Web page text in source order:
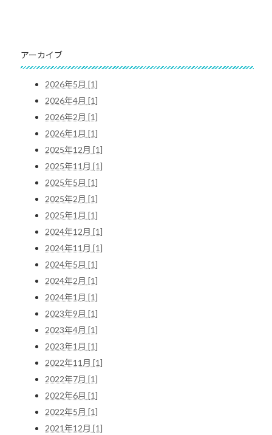
アーカイブ
2026年5月 [1]
2026年4月 [1]
2026年2月 [1]
2026年1月 [1]
2025年12月 [1]
2025年11月 [1]
2025年5月 [1]
2025年2月 [1]
2025年1月 [1]
2024年12月 [1]
2024年11月 [1]
2024年5月 [1]
2024年2月 [1]
2024年1月 [1]
2023年9月 [1]
2023年4月 [1]
2023年1月 [1]
2022年11月 [1]
2022年7月 [1]
2022年6月 [1]
2022年5月 [1]
2021年12月 [1]